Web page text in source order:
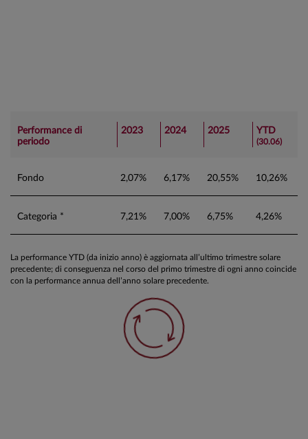
Performance di
periodo
2023 2024 2025 YTD
(30.06)
Fondo 2,07% 6,17% 20,55% 10,26%
Categoria * 7,21% 7,00% 6,75% 4,26%
La performance YTD (da inizio anno) è aggiornata all’ultimo trimestre solare
precedente; di conseguenza nel corso del primo trimestre di ogni anno coincide
con la performance annua dell’anno solare precedente.